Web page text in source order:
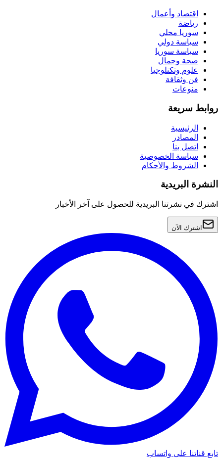
اقتصاد وأعمال
رياضة
سوريا محلي
سياسة دولي
سياسة سوريا
صحة وجمال
علوم وتكنلوجيا
فن وثقافة
منوعات
روابط سريعة
الرئيسية
المصادر
اتصل بنا
سياسة الخصوصية
الشروط والأحكام
النشرة البريدية
اشترك في نشرتنا البريدية للحصول على آخر الأخبار
اشترك الآن
تابع قناتنا على واتساب